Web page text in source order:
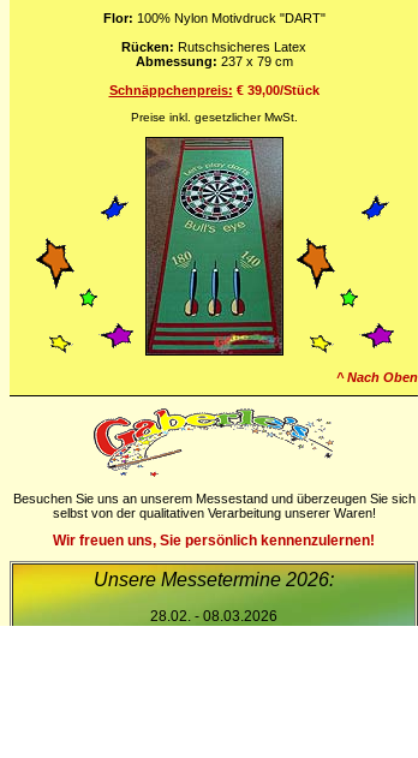
Flor: 100% Nylon Motivdruck "DART"
Rücken: Rutschsicheres Latex
Abmessung: 237 x 79 cm
Schnäppchenpreis: € 39,00/Stück
Preise inkl. gesetzlicher MwSt.
^ Nach Oben
Besuchen Sie uns an unserem Messestand und überzeugen Sie sich
selbst von der qualitativen Verarbeitung unserer Waren!
Wir freuen uns, Sie persönlich kennenzulernen!
Unsere Messetermine 2026:
28.02. - 08.03.2026